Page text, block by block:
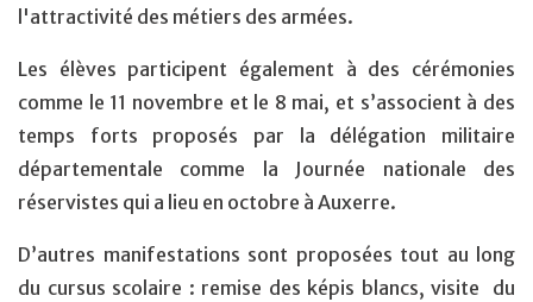
l'attractivité des métiers des armées.
Les élèves participent également à des cérémonies
comme le 11 novembre et le 8 mai, et s’associent à des
temps forts proposés par la délégation militaire
départementale comme la Journée nationale des
réservistes qui a lieu en octobre à Auxerre.
D’autres manifestations sont proposées tout au long
du cursus scolaire : remise des képis blancs, visite du